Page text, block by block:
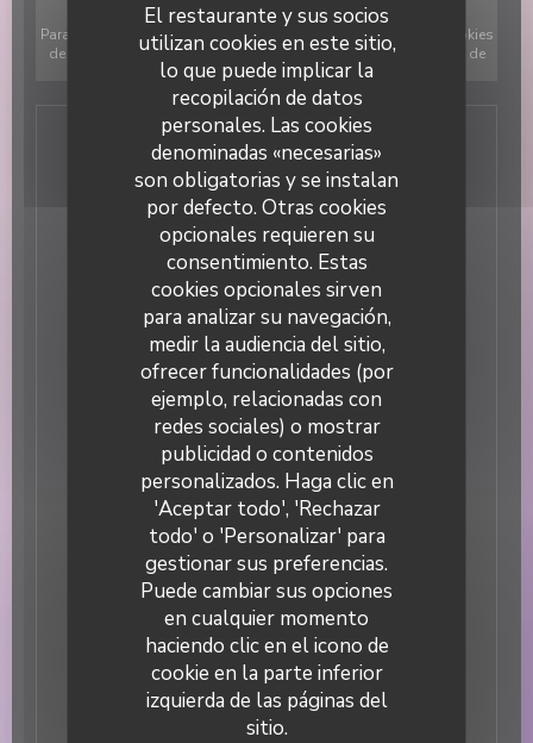
El restaurante y sus socios
utilizan cookies en este sitio,
lo que puede implicar la
recopilación de datos
personales. Las cookies
denominadas «necesarias»
son obligatorias y se instalan
por defecto. Otras cookies
opcionales requieren su
consentimiento. Estas
cookies opcionales sirven
para analizar su navegación,
medir la audiencia del sitio,
ofrecer funcionalidades (por
ejemplo, relacionadas con
redes sociales) o mostrar
publicidad o contenidos
personalizados. Haga clic en
'Aceptar todo', 'Rechazar
todo' o 'Personalizar' para
gestionar sus preferencias.
Puede cambiar sus opciones
en cualquier momento
haciendo clic en el icono de
cookie en la parte inferior
izquierda de las páginas del
sitio.
Para mostrar el mapa interactivo de Waze, debe aceptar las cookies
de Waze Map (Google). Estas cookies pueden recopilar datos de
navegación y ubicación.
Permitir
Información general
Cocina
Italiana
Tipo de negocio
Pizzería
Servicios
Privatización, Terraza, Acceso WiFi
Métodos de pago
Sin contacto, Apple Pay, Ticket Restaurant,
Eurocard/Mastercard, Efectivo, Visa, Tarjeta de
Crédito
Horario de apertura
12:15 - 13:30 19:00 - 21:30
12:00 - 13:30
DUETTO